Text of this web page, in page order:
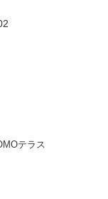
テラス